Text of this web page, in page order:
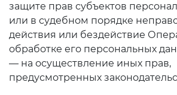
защите прав субъектов
или в судебном порядке
действия или бездействие
обработке его персональных
— на осуществление иных прав,
предусмотренных